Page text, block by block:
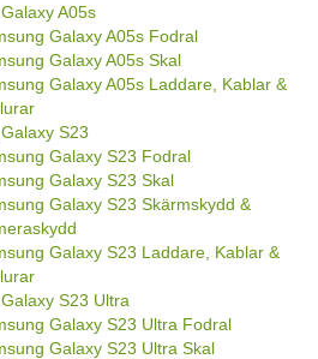
A05s
Galaxy A05s Fodral
Galaxy A05s Skal
Galaxy A05s Laddare, Kablar &
S23
Galaxy S23 Fodral
Galaxy S23 Skal
Galaxy S23 Skärmskydd &
Galaxy S23 Laddare, Kablar &
S23 Ultra
Galaxy S23 Ultra Fodral
Galaxy S23 Ultra Skal